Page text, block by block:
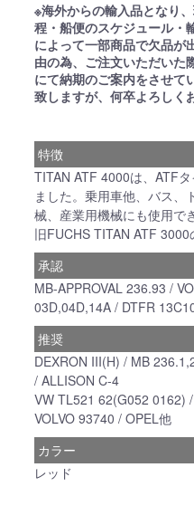
※海外からの輸入品となり
程・船便のスケジュール・
によって一部商品で欠品が
由の為、ご注文いただいた
にて納期のご案内をさせて
致しますが、何卒よろしく
特徴
TITAN ATF 4000は、ATF
ました。乗用車他、バス、
械、産業用機械にも使用で
旧FUCHS TITAN ATF 3000
承認
MB-APPROVAL 236.93 /
03D,04D,14A / DTFR
推奨
DEXRON III(H) / MB
/ ALLISON C-4
VW TL521 62(G052 0162)
VOLVO 93740 / OPEL他
カラー
レッド